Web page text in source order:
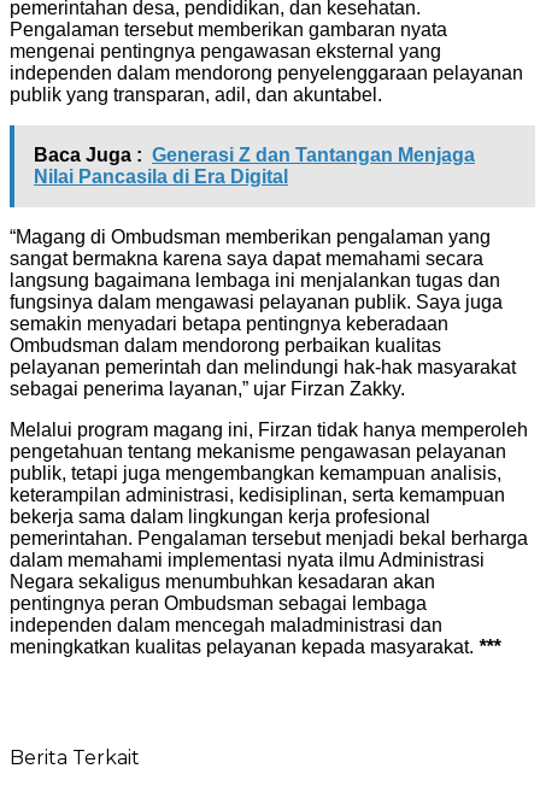
pemerintahan desa, pendidikan, dan kesehatan.
Pengalaman tersebut memberikan gambaran nyata
mengenai pentingnya pengawasan eksternal yang
independen dalam mendorong penyelenggaraan pelayanan
publik yang transparan, adil, dan akuntabel.
Baca Juga : Generasi Z dan Tantangan Menjaga
Nilai Pancasila di Era Digital
“Magang di Ombudsman memberikan pengalaman yang
sangat bermakna karena saya dapat memahami secara
langsung bagaimana lembaga ini menjalankan tugas dan
fungsinya dalam mengawasi pelayanan publik. Saya juga
semakin menyadari betapa pentingnya keberadaan
Ombudsman dalam mendorong perbaikan kualitas
pelayanan pemerintah dan melindungi hak-hak masyarakat
sebagai penerima layanan,” ujar Firzan Zakky.
Melalui program magang ini, Firzan tidak hanya memperoleh
pengetahuan tentang mekanisme pengawasan pelayanan
publik, tetapi juga mengembangkan kemampuan analisis,
keterampilan administrasi, kedisiplinan, serta kemampuan
bekerja sama dalam lingkungan kerja profesional
pemerintahan. Pengalaman tersebut menjadi bekal berharga
dalam memahami implementasi nyata ilmu Administrasi
Negara sekaligus menumbuhkan kesadaran akan
pentingnya peran Ombudsman sebagai lembaga
independen dalam mencegah maladministrasi dan
meningkatkan kualitas pelayanan kepada masyarakat. ***
Berita Terkait